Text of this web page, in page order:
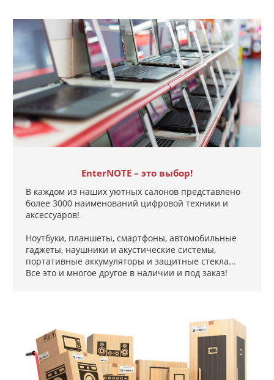
EnterNOTE – это выбор!
В каждом из наших уютных салонов представлено
более 3000 наименований цифровой техники и
аксессуаров!
Ноутбуки, планшеты, смартфоны, автомобильные
гаджеты, наушники и акустические системы,
портативные аккумуляторы и защитные стекла…
Все это и многое другое в наличии и под заказ!